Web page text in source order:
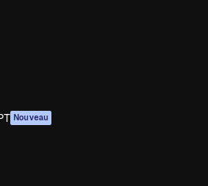
Nouveau